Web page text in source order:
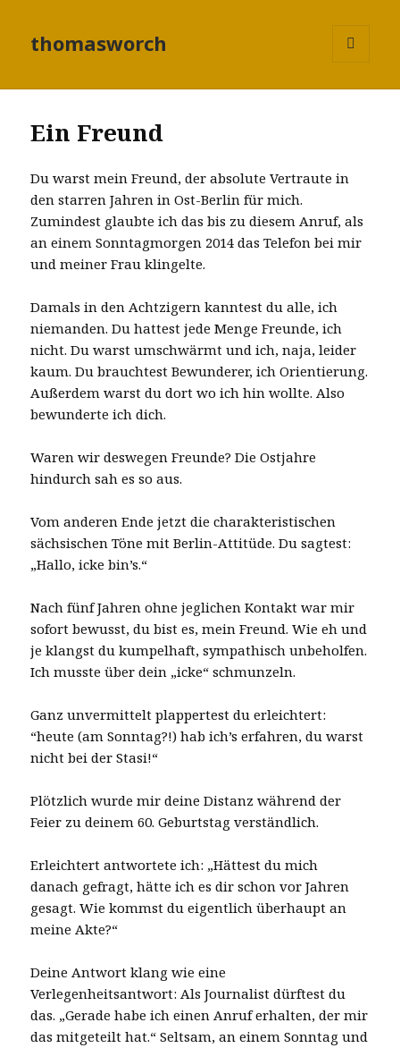
thomasworch
Ein Freund
Du warst mein Freund, der absolute Vertraute in
den starren Jahren in Ost-Berlin für mich.
Zumindest glaubte ich das bis zu diesem Anruf, als
an einem Sonntagmorgen 2014 das Telefon bei mir
und meiner Frau klingelte.
Damals in den Achtzigern kanntest du alle, ich
niemanden. Du hattest jede Menge Freunde, ich
nicht. Du warst umschwärmt und ich, naja, leider
kaum. Du brauchtest Bewunderer, ich Orientierung.
Außerdem warst du dort wo ich hin wollte. Also
bewunderte ich dich.
Waren wir deswegen Freunde? Die Ostjahre
hindurch sah es so aus.
Vom anderen Ende jetzt die charakteristischen
sächsischen Töne mit Berlin-Attitüde. Du sagtest:
„Hallo, icke bin’s.“
Nach fünf Jahren ohne jeglichen Kontakt war mir
sofort bewusst, du bist es, mein Freund. Wie eh und
je klangst du kumpelhaft, sympathisch unbeholfen.
Ich musste über dein „icke“ schmunzeln.
Ganz unvermittelt plappertest du erleichtert:
“heute (am Sonntag?!) hab ich’s erfahren, du warst
nicht bei der Stasi!“
Plötzlich wurde mir deine Distanz während der
Feier zu deinem 60. Geburtstag verständlich.
Erleichtert antwortete ich: „Hättest du mich
danach gefragt, hätte ich es dir schon vor Jahren
gesagt. Wie kommst du eigentlich überhaupt an
meine Akte?“
Deine Antwort klang wie eine
Verlegenheitsantwort: Als Journalist dürftest du
das. „Gerade habe ich einen Anruf erhalten, der mir
das mitgeteilt hat.“ Seltsam, an einem Sonntag und